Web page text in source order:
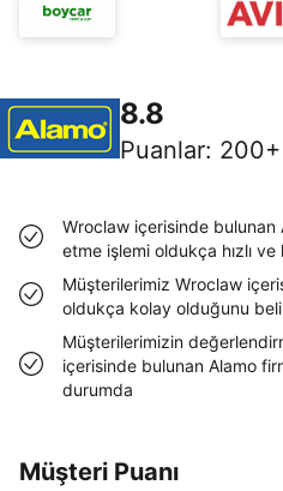
8.8
Puanlar: 200+
Wroclaw içerisinde bulunan
etme işlemi oldukça hızlı ve
Müşterilerimiz Wroclaw
oldukça kolay olduğunu
Müşterilerimizin
içerisinde bulunan Alamo
durumda
Müşteri Puanı